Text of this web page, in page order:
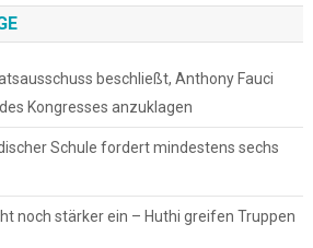
beschließt, Anthony Fauci
Kongresses anzuklagen
Schule fordert mindestens sechs
noch stärker ein – Huthi greifen Truppen